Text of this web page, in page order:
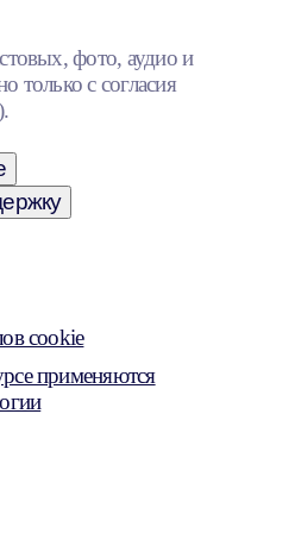
фото, аудио и
только с согласия
cookie
применяются